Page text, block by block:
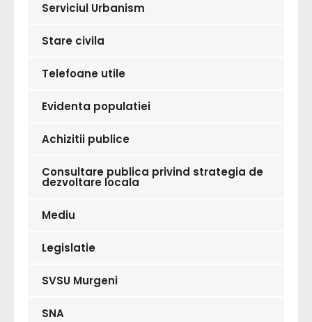
Serviciul Urbanism
Stare civila
Telefoane utile
Evidenta populatiei
Achizitii publice
Consultare publica privind strategia de
dezvoltare locala
Mediu
Legislatie
SVSU Murgeni
SNA